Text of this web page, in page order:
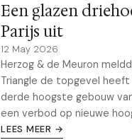
Een glazen
Parijs uit
12 May 2026
Herzog & de Meuron
Triangle de topgevel
derde hoogste gebouw
een verbod op nieuwe
LEES MEER →